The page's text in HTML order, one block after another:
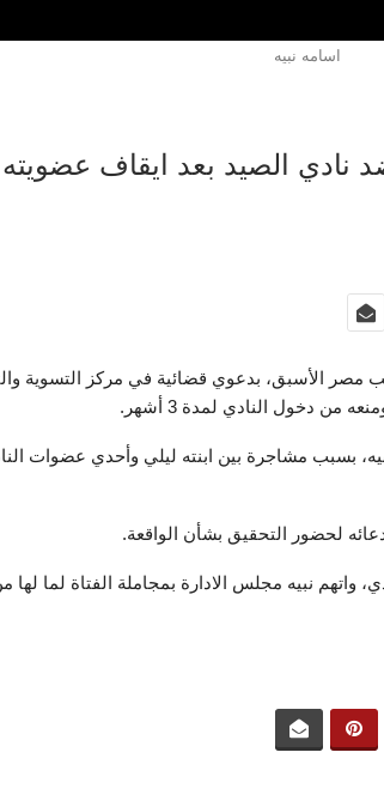
اسامه نبيه
نادي الصيد بعد ايقاف
مصر الأسبق، بدعوي قضائية في مركز التسوية
دخول النادي لمدة 3 أشهر.
بسبب مشاجرة بين ابنته ليلي وأحدي عضوات
لحضور التحقيق بشأن الواقعة.
واتهم نبيه مجلس الادارة بمجاملة الفتاة لما